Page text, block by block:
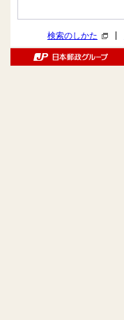
検索のしかた